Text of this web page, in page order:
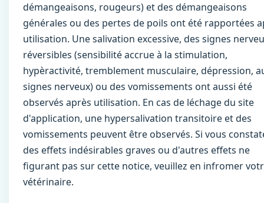
démangeaisons, rougeurs) et des démangeaisons
générales ou des pertes de poils ont été rapportées
utilisation. Une salivation excessive, des signes
réversibles (sensibilité accrue à la stimulation,
hypèractivité, tremblement musculaire, dépression,
signes nerveux) ou des vomissements ont aussi été
observés après utilisation. En cas de léchage du site
d'application, une hypersalivation transitoire et des
vomissements peuvent être observés. Si vous
des effets indésirables graves ou d'autres effets ne
ﬁgurant pas sur cette notice, veuillez en infromer
vétérinaire.